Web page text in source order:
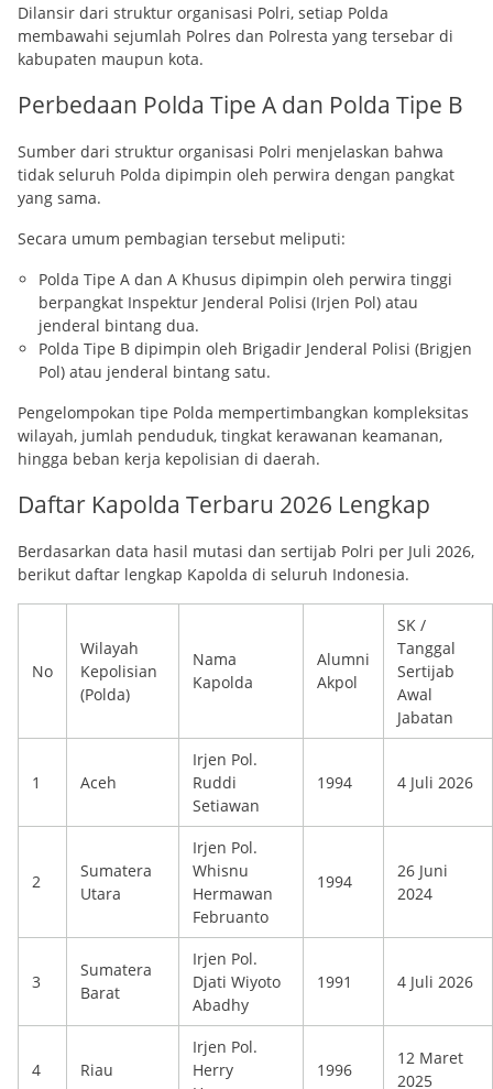
Dilansir dari struktur organisasi Polri, setiap Polda
membawahi sejumlah Polres dan Polresta yang tersebar di
kabupaten maupun kota.
Perbedaan Polda Tipe A dan Polda Tipe B
Sumber dari struktur organisasi Polri menjelaskan bahwa
tidak seluruh Polda dipimpin oleh perwira dengan pangkat
yang sama.
Secara umum pembagian tersebut meliputi:
Polda Tipe A dan A Khusus dipimpin oleh perwira tinggi
berpangkat Inspektur Jenderal Polisi (Irjen Pol) atau
jenderal bintang dua.
Polda Tipe B dipimpin oleh Brigadir Jenderal Polisi (Brigjen
Pol) atau jenderal bintang satu.
Pengelompokan tipe Polda mempertimbangkan kompleksitas
wilayah, jumlah penduduk, tingkat kerawanan keamanan,
hingga beban kerja kepolisian di daerah.
Daftar Kapolda Terbaru 2026 Lengkap
Berdasarkan data hasil mutasi dan sertijab Polri per Juli 2026,
berikut daftar lengkap Kapolda di seluruh Indonesia.
No
Wilayah
Kepolisian
(Polda)
Nama
Kapolda
Alumni
Akpol
SK /
Tanggal
Sertijab
Awal
Jabatan
1 Aceh
Irjen Pol.
Ruddi
Setiawan
1994 4 Juli 2026
2
Sumatera
Utara
Irjen Pol.
Whisnu
Hermawan
Februanto
1994
26 Juni
2024
3
Sumatera
Barat
Irjen Pol.
Djati Wiyoto
Abadhy
1991 4 Juli 2026
4 Riau
Irjen Pol.
Herry
1996
12 Maret
2025